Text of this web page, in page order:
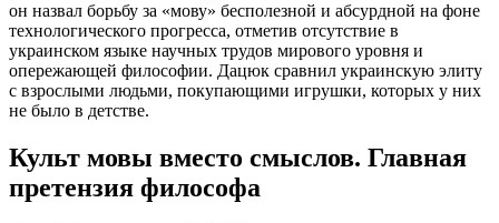
он назвал борьбу за «мову» бесполезной и абсурдной на фоне
технологического прогресса, отметив отсутствие в
украинском языке научных трудов мирового уровня и
опережающей философии. Дацюк сравнил украинскую элиту
с взрослыми людьми, покупающими игрушки, которых у них
не было в детстве.
Культ мовы вместо смыслов. Главная
претензия философа